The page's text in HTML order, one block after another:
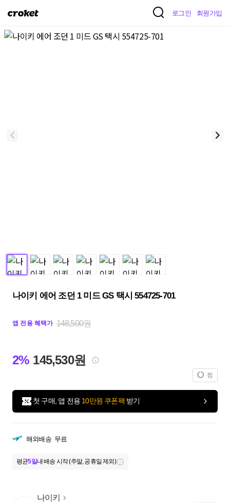
크
켓
로그인 회원가입
나이키 에어 조던 1 미드 GS 택시 554725-701
앱 전용 혜택가 148,500원
2% 145,530원
찜
첫 구매, 앱 전용 10만원 쿠폰팩 받기
해외배송 무료
평균5일내 배송 시작 (주말, 공휴일 제외)
나이키